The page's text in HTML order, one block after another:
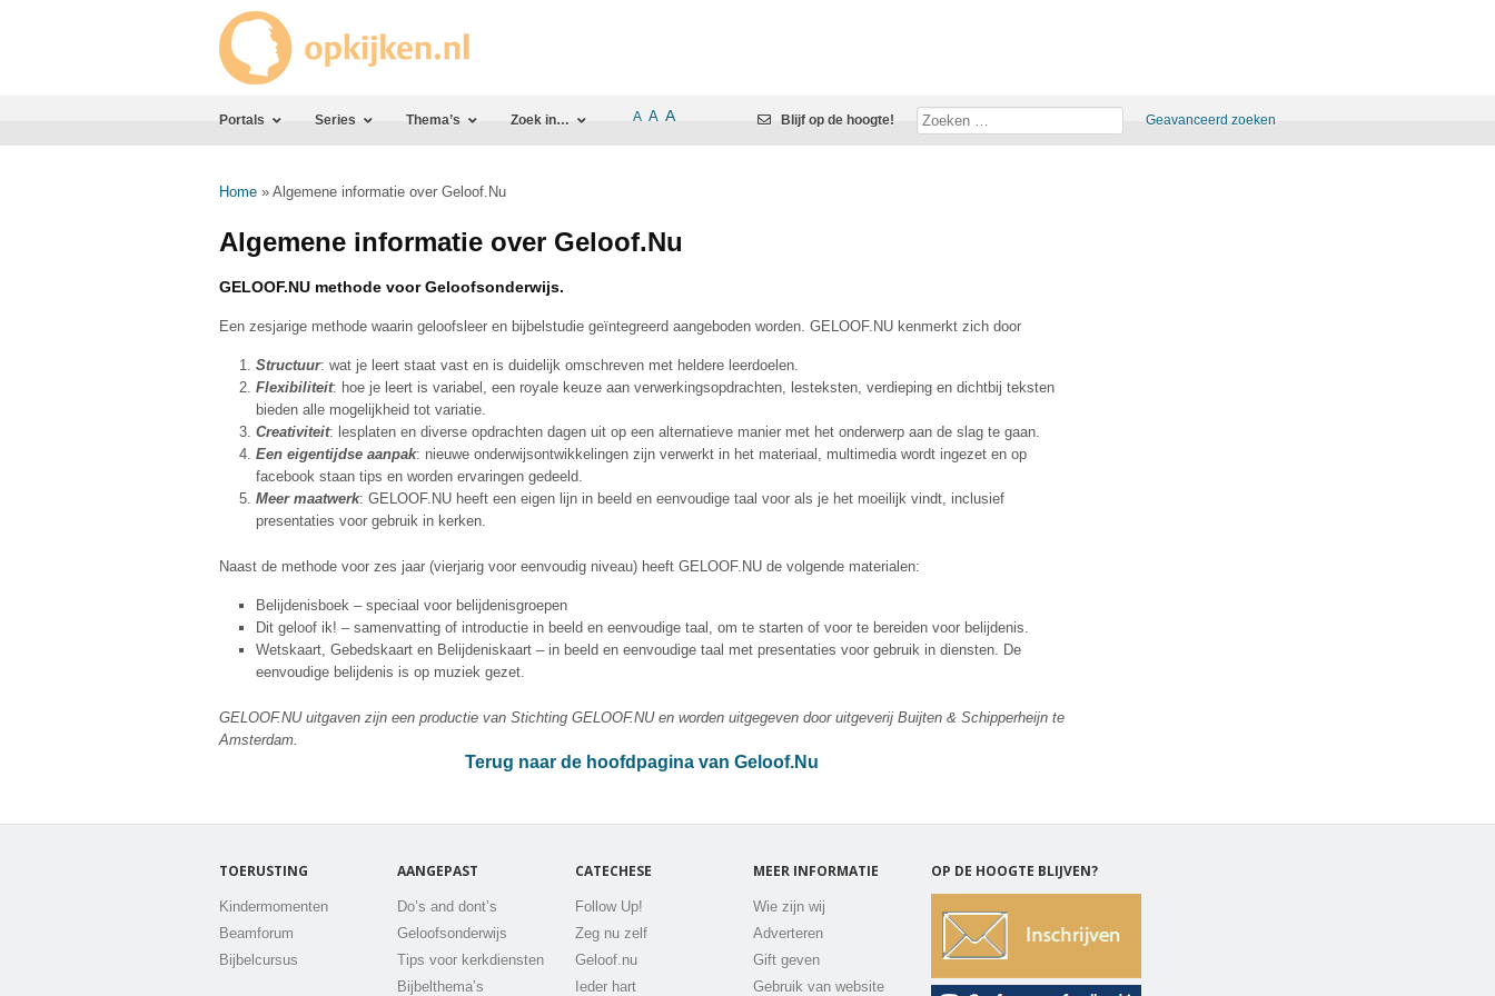
Portals Series Thema’s Zoek in… A A A Geavanceerd zoeken
Blijf op de hoogte!
Home » Algemene informatie over Geloof.Nu
Algemene informatie over Geloof.Nu
GELOOF.NU methode voor Geloofsonderwijs.
Een zesjarige methode waarin geloofsleer en bijbelstudie geïntegreerd aangeboden worden. GELOOF.NU kenmerkt zich door
Structuur: wat je leert staat vast en is duidelijk omschreven met heldere leerdoelen.
Flexibiliteit: hoe je leert is variabel, een royale keuze aan verwerkingsopdrachten, lesteksten, verdieping en dichtbij teksten
bieden alle mogelijkheid tot variatie.
Creativiteit: lesplaten en diverse opdrachten dagen uit op een alternatieve manier met het onderwerp aan de slag te gaan.
Een eigentijdse aanpak: nieuwe onderwijsontwikkelingen zijn verwerkt in het materiaal, multimedia wordt ingezet en op
facebook staan tips en worden ervaringen gedeeld.
Meer maatwerk: GELOOF.NU heeft een eigen lijn in beeld en eenvoudige taal voor als je het moeilijk vindt, inclusief
presentaties voor gebruik in kerken.
Naast de methode voor zes jaar (vierjarig voor eenvoudig niveau) heeft GELOOF.NU de volgende materialen:
Belijdenisboek – speciaal voor belijdenisgroepen
Dit geloof ik! – samenvatting of introductie in beeld en eenvoudige taal, om te starten of voor te bereiden voor belijdenis.
Wetskaart, Gebedskaart en Belijdeniskaart – in beeld en eenvoudige taal met presentaties voor gebruik in diensten. De
eenvoudige belijdenis is op muziek gezet.
GELOOF.NU uitgaven zijn een productie van Stichting GELOOF.NU en worden uitgegeven door uitgeverij Buijten & Schipperheijn te
Amsterdam.
Terug naar de hoofdpagina van Geloof.Nu
TOERUSTING
Kindermomenten
Beamforum
Bijbelcursus
AANGEPAST
Do’s and dont’s
Geloofsonderwijs
Tips voor kerkdiensten
Bijbelthema’s
CATECHESE
Follow Up!
Zeg nu zelf
Geloof.nu
Ieder hart
MEER INFORMATIE
Wie zijn wij
Adverteren
Gift geven
Gebruik van website
OP DE HOOGTE BLIJVEN?